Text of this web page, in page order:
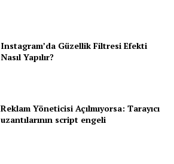
Instagram’da Güzellik Filtresi Efekti
Nasıl Yapılır?
Reklam Yöneticisi Açılmıyorsa: Tarayıcı
uzantılarının script engeli